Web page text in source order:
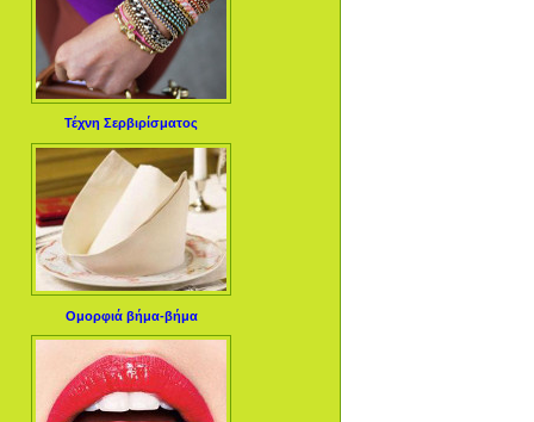
Τέχνη Σερβιρίσματος
Ομορφιά βήμα-βήμα